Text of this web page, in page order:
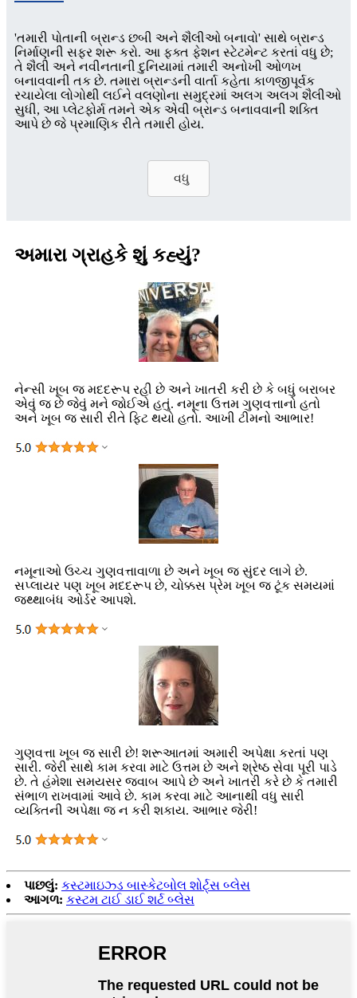
'તમારી પોતાની બ્રાન્ડ છબી અને શૈલીઓ બનાવો' સાથે બ્રાન્ડ
નિર્માણની સફર શરૂ કરો. આ ફક્ત ફેશન સ્ટેટમેન્ટ કરતાં વધુ છે;
તે શૈલી અને નવીનતાની દુનિયામાં તમારી અનોખી ઓળખ
બનાવવાની તક છે. તમારા બ્રાન્ડની વાર્તા કહેતા કાળજીપૂર્વક
રચાયેલા લોગોથી લઈને વલણોના સમુદ્રમાં અલગ અલગ શૈલીઓ
સુધી, આ પ્લેટફોર્મ તમને એક એવી બ્રાન્ડ બનાવવાની શક્તિ
આપે છે જે પ્રમાણિક રીતે તમારી હોય.
વધુ
અમારા ગ્રાહકે શું કહ્યું?
નેન્સી ખૂબ જ મદદરૂપ રહી છે અને ખાતરી કરી છે કે બધું બરાબર
એવું જ છે જેવું મને જોઈએ હતું. નમૂના ઉત્તમ ગુણવત્તાનો હતો
અને ખૂબ જ સારી રીતે ફિટ થયો હતો. આખી ટીમનો આભાર!
નમૂનાઓ ઉચ્ચ ગુણવત્તાવાળા છે અને ખૂબ જ સુંદર લાગે છે.
સપ્લાયર પણ ખૂબ મદદરૂપ છે, ચોક્કસ પ્રેમ ખૂબ જ ટૂંક સમયમાં
જથ્થાબંધ ઓર્ડર આપશે.
ગુણવત્તા ખૂબ જ સારી છે! શરૂઆતમાં અમારી અપેક્ષા કરતાં પણ
સારી. જેરી સાથે કામ કરવા માટે ઉત્તમ છે અને શ્રેષ્ઠ સેવા પૂરી પાડે
છે. તે હંમેશા સમયસર જવાબ આપે છે અને ખાતરી કરે છે કે તમારી
સંભાળ રાખવામાં આવે છે. કામ કરવા માટે આનાથી વધુ સારી
વ્યક્તિની અપેક્ષા જ ન કરી શકાય. આભાર જેરી!
પાછલું: કસ્ટમાઇઝ્ડ બાસ્કેટબોલ શોર્ટ્સ બ્લેસ
આગળ: કસ્ટમ ટાઈ ડાઈ શર્ટ બ્લેસ